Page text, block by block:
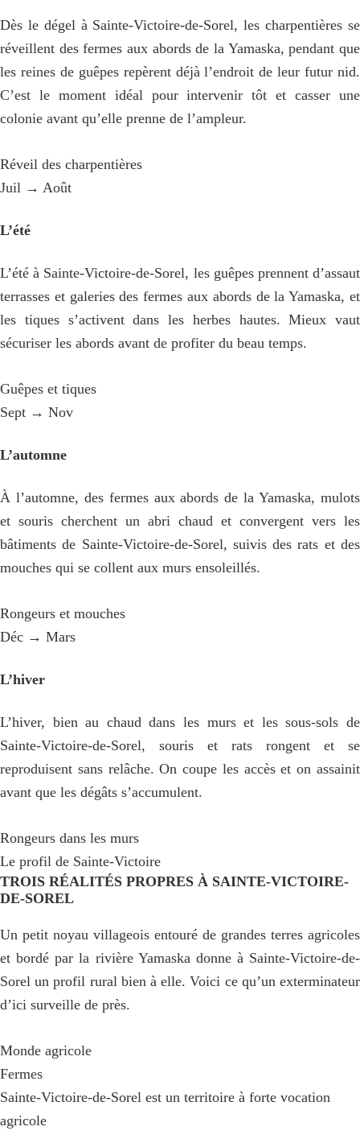
Dès le dégel à Sainte-Victoire-de-Sorel, les charpentières se
réveillent des fermes aux abords de la Yamaska, pendant que
les reines de guêpes repèrent déjà l’endroit de leur futur nid.
C’est le moment idéal pour intervenir tôt et casser une
colonie avant qu’elle prenne de l’ampleur.
Réveil des charpentières
Juil → Août
L’été
L’été à Sainte-Victoire-de-Sorel, les guêpes prennent d’assaut
terrasses et galeries des fermes aux abords de la Yamaska, et
les tiques s’activent dans les herbes hautes. Mieux vaut
sécuriser les abords avant de profiter du beau temps.
Guêpes et tiques
Sept → Nov
L’automne
À l’automne, des fermes aux abords de la Yamaska, mulots
et souris cherchent un abri chaud et convergent vers les
bâtiments de Sainte-Victoire-de-Sorel, suivis des rats et des
mouches qui se collent aux murs ensoleillés.
Rongeurs et mouches
Déc → Mars
L’hiver
L’hiver, bien au chaud dans les murs et les sous-sols de
Sainte-Victoire-de-Sorel, souris et rats rongent et se
reproduisent sans relâche. On coupe les accès et on assainit
avant que les dégâts s’accumulent.
Rongeurs dans les murs
Le profil de Sainte-Victoire
TROIS RÉALITÉS PROPRES À SAINTE-VICTOIRE-
DE-SOREL
Un petit noyau villageois entouré de grandes terres agricoles
et bordé par la rivière Yamaska donne à Sainte-Victoire-de-
Sorel un profil rural bien à elle. Voici ce qu’un exterminateur
d’ici surveille de près.
Monde agricole
Fermes
Sainte-Victoire-de-Sorel est un territoire à forte vocation
agricole